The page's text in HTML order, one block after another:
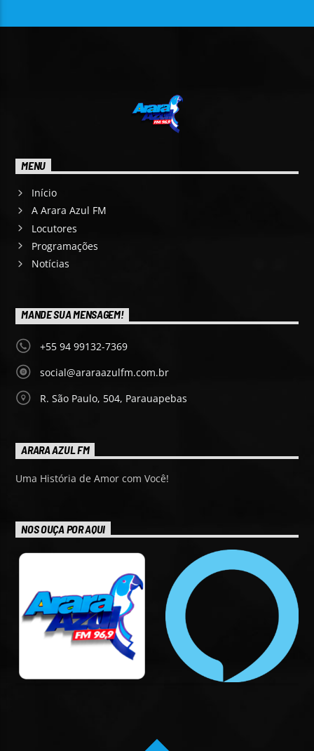
MENU
Início
A Arara Azul FM
Locutores
Programações
Notícias
MANDE SUA MENSAGEM!
+55 94 99132-7369
social@araraazulfm.com.br
R. São Paulo, 504, Parauapebas
ARARA AZUL FM
Uma História de Amor com Você!
NOS OUÇA POR AQUI